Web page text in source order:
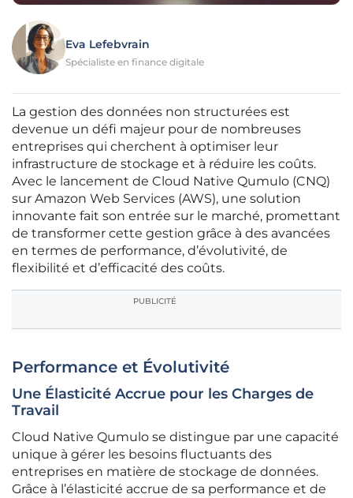
Eva Lefebvrain
Spécialiste en finance digitale
La gestion des données non structurées est
devenue un défi majeur pour de nombreuses
entreprises qui cherchent à optimiser leur
infrastructure de stockage et à réduire les coûts.
Avec le lancement de Cloud Native Qumulo (CNQ)
sur Amazon Web Services (AWS), une solution
innovante fait son entrée sur le marché, promettant
de transformer cette gestion grâce à des avancées
en termes de performance, d’évolutivité, de
flexibilité et d’efficacité des coûts.
PUBLICITÉ
Performance et Évolutivité
Une Élasticité Accrue pour les Charges de
Travail
Cloud Native Qumulo se distingue par une capacité
unique à gérer les besoins fluctuants des
entreprises en matière de stockage de données.
Grâce à l’élasticité accrue de sa performance et de